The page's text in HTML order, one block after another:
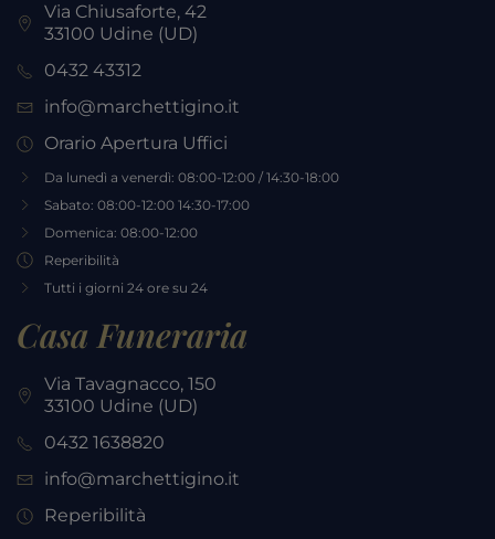
Via Chiusaforte, 42
33100 Udine (UD)
0432 43312
info@marchettigino.it
Orario Apertura Uffici
Da lunedì a venerdì: 08:00-12:00 / 14:30-18:00
Sabato: 08:00-12:00 14:30-17:00
Domenica: 08:00-12:00
Reperibilità
Tutti i giorni 24 ore su 24
Casa Funeraria
Via Tavagnacco, 150
33100 Udine (UD)
0432 1638820
info@marchettigino.it
Reperibilità